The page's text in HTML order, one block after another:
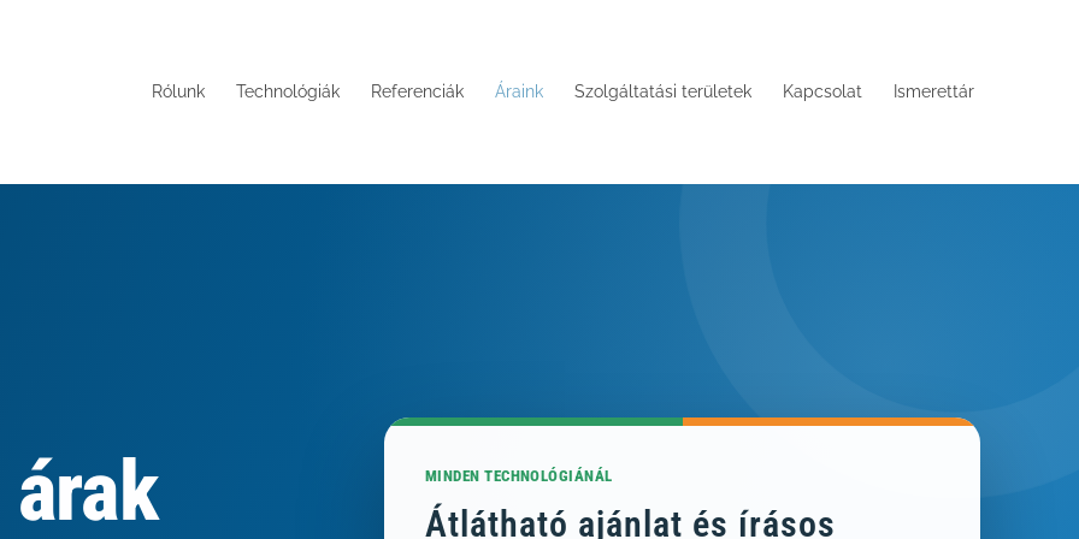
Rólunk Technológiák Referenciák Áraink Szolgáltatási területek Kapcsolat Ismerettár
árak
MINDEN TECHNOLÓGIÁNÁL
Átlátható ajánlat és írásos